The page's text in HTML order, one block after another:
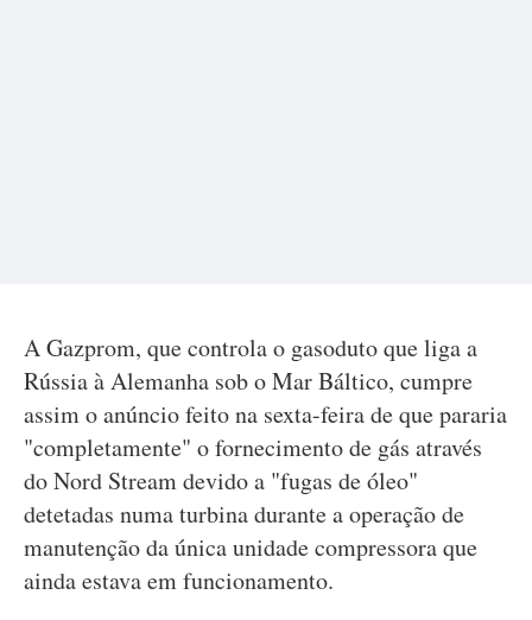
A Gazprom, que controla o gasoduto que liga a
Rússia à Alemanha sob o Mar Báltico, cumpre
assim o anúncio feito na sexta-feira de que pararia
"completamente" o fornecimento de gás através
do Nord Stream devido a "fugas de óleo"
detetadas numa turbina durante a operação de
manutenção da única unidade compressora que
ainda estava em funcionamento.